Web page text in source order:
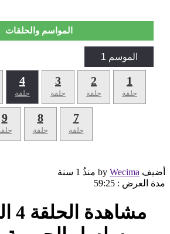
المواسم والحلقات
الموسم 1
1
حلقة
2
حلقة
3
حلقة
4
حلقة
7
حلقة
8
حلقة
9
أضيف by Wecima منذُ 1 سنة
مدة العرض : 59:25